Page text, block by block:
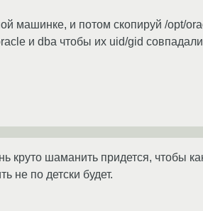
машинке, и потом скопируй /opt/
и dba чтобы их uid/gid
круто шаманить придется, чтобы
не по детски будет.